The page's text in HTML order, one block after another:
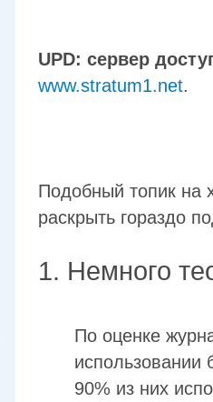
UPD: сервер
www.stratum1.net.
Подобный топик на
раскрыть гораздо
1. Немного
По оценке
90% из них